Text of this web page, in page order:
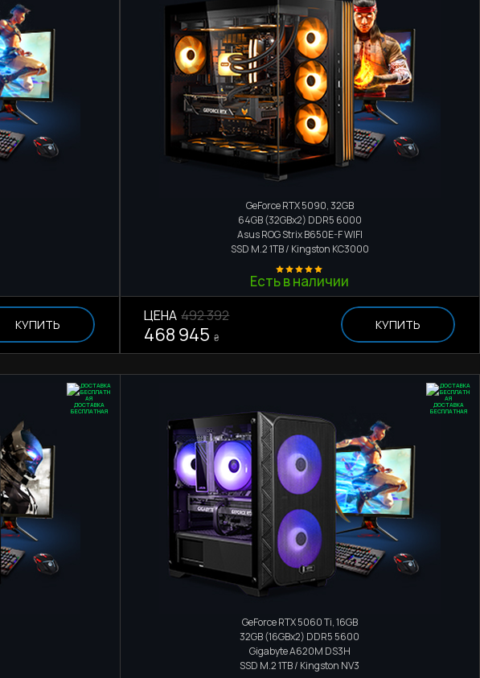
КУПИТЬ
High-End компьютер
GeForce RTX 5090, 32GB
64GB (32GBx2) DDR5 6000
Asus ROG Strix B650E-F WIFI
SSD M.21TB / Kingston KC3000
Есть в наличии
ЦЕНА 492 392
468 945 ₴
КУПИТЬ
ДОСТАВКА
БЕСПЛАТНАЯ
ДОСТАВКА
БЕСПЛАТНАЯ
Игровой компьютер
GeForce RTX 5060 Ti, 16GB
32GB (16GBx2) DDR5 5600
Gigabyte A620M DS3H
SSD M.21TB / Kingston NV3